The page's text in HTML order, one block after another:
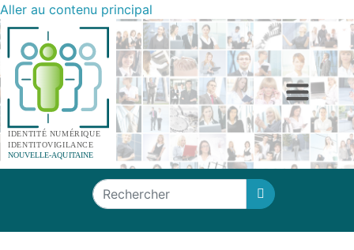
Aller au contenu principal
Rechercher 
Panneau de gestion des cookies